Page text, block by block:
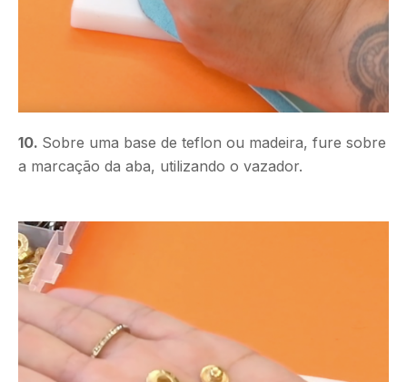
10. Sobre uma base de teflon ou madeira, fure sobre
a marcação da aba, utilizando o vazador.